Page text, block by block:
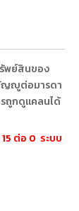
พย์สินของ
ญญูต่อมารดา
ถูกดูแคลนได้
ต่อ 0 ระบบ